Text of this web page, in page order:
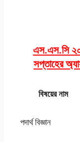
এস.এস.সি
সপ্তাহের
বিষয়ের নাম
পদার্থ বিজ্ঞান